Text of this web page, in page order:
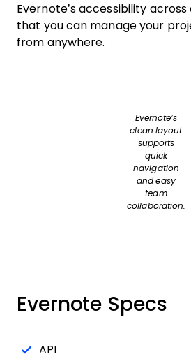
Evernote’s accessibility across
that you can manage your
from anywhere.
Evernote’s
clean layout
supports
quick
navigation
and easy
team
collaboration.
Evernote Specs
API